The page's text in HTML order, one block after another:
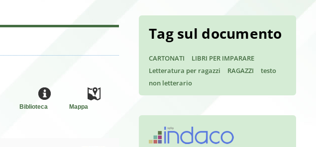
Mappa
Biblioteca
Tag sul documento
CARTONATI
LIBRI PER IMPARARE
Letteratura per ragazzi
RAGAZZI
testo
non letterario